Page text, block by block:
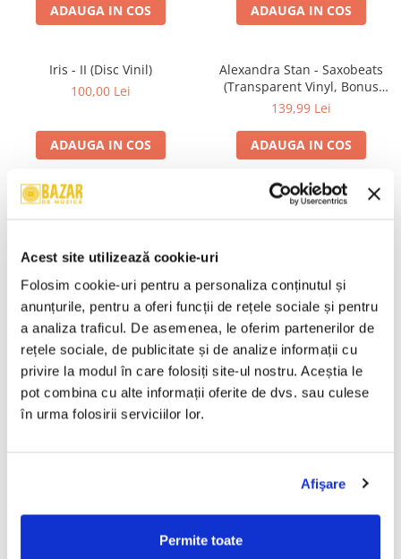
Acest site utilizează cookie-uri
Folosim cookie-uri pentru a personaliza conținutul și
anunțurile, pentru a oferi funcții de rețele sociale și pentru
a analiza traficul. De asemenea, le oferim partenerilor de
rețele sociale, de publicitate și de analize informații cu
privire la modul în care folosiți site-ul nostru. Aceștia le
pot combina cu alte informații oferite de dvs. sau culese
în urma folosirii serviciilor lor.
Afişare
Permite toate
ADAUGA IN COS ADAUGA IN COS
Iris - II (Disc Vinil)
100,00 Lei
ADAUGA IN COS
Alexandra Stan - Saxobeats
(Transparent Vinyl, Bonus
Tracks) ) (Disc Vinil)
139,99 Lei
ADAUGA IN COS
Unknown Artist - Povești ,
ADAUGA IN COS
Genesis - We Can't Dance,
ADAUGA IN COS
R.E.M. - Monster , (CD)
29,99 Lei
ADAUGA IN COS
Mădălina Manole - Dulce De
Tot, (CD)
99,99 Lei
189,00 Lei
50,00 Lei